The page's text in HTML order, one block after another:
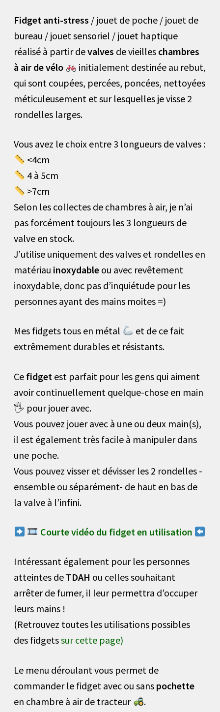
Fidget anti-stress / jouet de poche / jouet de
bureau / jouet sensoriel / jouet haptique
réalisé à partir devalves de vieilles chambres
à air de vélo
initialement destinée au rebut,
qui sont coupées, percées, poncées, nettoyées
méticuleusement et sur lesquelles je visse 2
rondelles larges.
Vous avez le choix entre 3 longueurs de valves :
<4cm
4 à 5cm
>7cm
Selon les collectes de chambres à air, je n’ai
pas forcément toujours les 3 longueurs de
valve en stock.
J’utilise uniquement des valves et rondelles en
matériau inoxydable ou avec revêtement
inoxydable, donc pas d’inquiétude pour les
personnes ayant des mains moites =)
Mes fidgets tous en métal
et de ce fait
extrêmement durables et résistants.
Ce fidget est parfait pour les gens qui aiment
avoir continuellement quelque-chose en main
🖐️ pour jouer avec.
Vous pouvez jouer avec à une ou deux main(s),
il est également très facile à manipuler dans
une poche.
Vous pouvez visser et dévisser les 2 rondelles -
ensemble ou séparément- de haut en bas de
la valve à l’infini.
Courte vidéo du fidget en utilisation
Intéressant également pour les personnes
atteintes de TDAH ou celles souhaitant
arrêter de fumer, il leur permettra d’occuper
leurs mains !
(Retrouvez toutes les utilisations possibles
des fidgetssur cette page)
Le menu déroulant vous permet de
commander le fidget avec ou sans pochette
en chambre à air de tracteur
.